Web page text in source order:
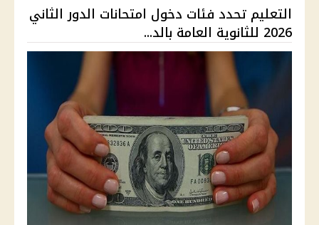
التعليم تحدد فئات دخول امتحانات الدور الثاني
2026 للثانوية العامة بالد...